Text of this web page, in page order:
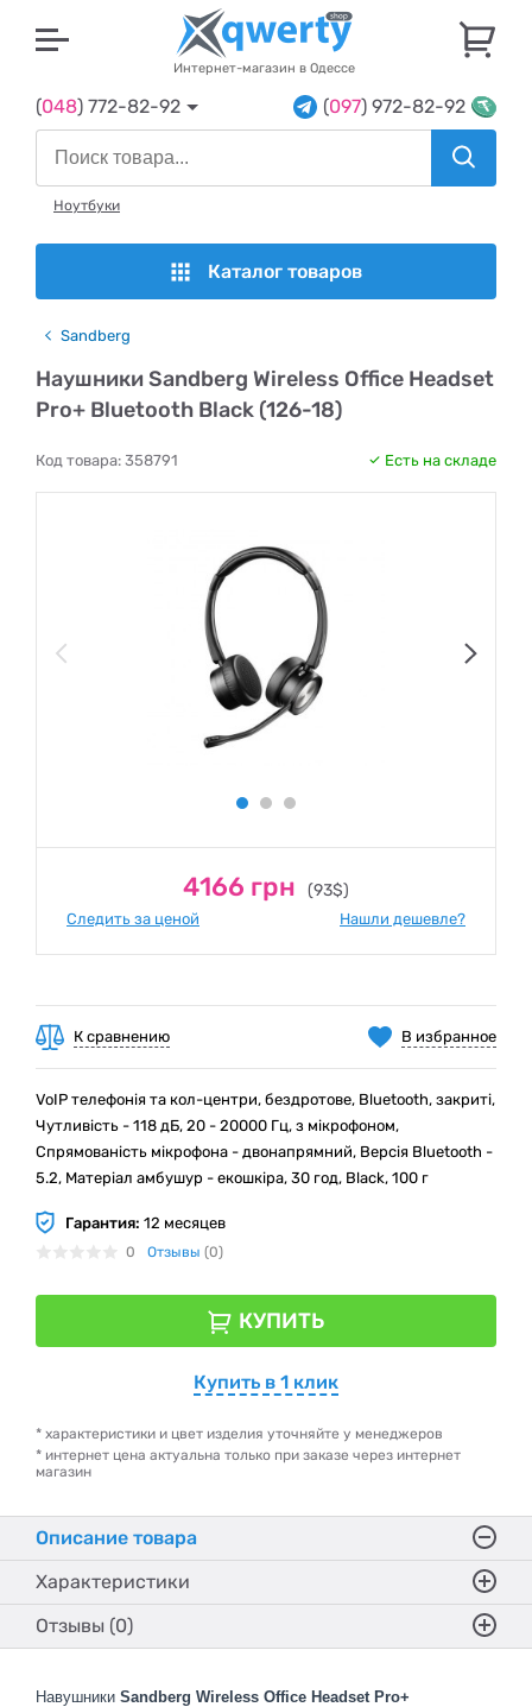
Интернет-магазин в Одессе
(048) 772-82-92 (097) 972-82-92
Ноутбуки
Каталог товаров
Sandberg
Наушники Sandberg Wireless Office Headset
Pro+ Bluetooth Black (126-18)
Код товара: 358791 Есть на складе
4166 грн (93$)
Следить за ценой Нашли дешевле?
В избранное
К сравнению
VoIP телефонія та кол-центри, бездротове, Bluetooth, закриті,
Чутливість - 118 дБ, 20 - 20000 Гц, з мікрофоном,
Спрямованість мікрофона - двонапрямний, Версія Bluetooth -
5.2, Матеріал амбушур - екошкіра, 30 год, Black, 100 г
Гарантия: 12 месяцев
0 Отзывы (0)
КУПИТЬ
Купить в 1 клик
* характеристики и цвет изделия уточняйте у менеджеров
* интернет цена актуальна только при заказе через интернет
магазин
Описание товара
Характеристики
Отзывы (0)
Навушники Sandberg Wireless Office Headset Pro+